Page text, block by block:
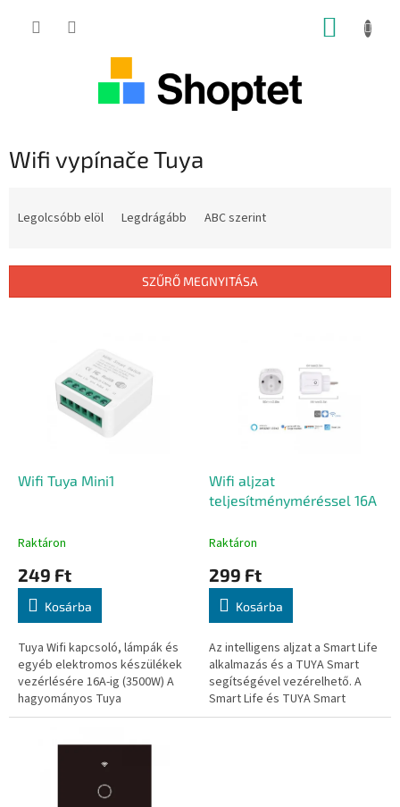
KOSÁR
Wifi vypínače Tuya
k
Legolcsóbb elöl Legdrágább ABC szerint
SZŰRŐ MEGNYITÁSA
Wifi Tuya Mini1
Raktáron
249 Ft
Kosárba
Tuya Wifi kapcsoló, lámpák és
egyéb elektromos készülékek
vezérlésére 16A-ig (3500W) A
hagyományos Tuya
kapcsolókhoz képest S1 és S2
vezérlés...
Wifi aljzat
teljesítményméréssel 16A
Raktáron
299 Ft
Kosárba
Az intelligens aljzat a Smart Life
alkalmazás és a TUYA Smart
segítségével vezérelhető. A
Smart Life és TUYA Smart
alkalmazás iOS és Android